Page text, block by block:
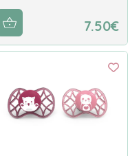
7.50€